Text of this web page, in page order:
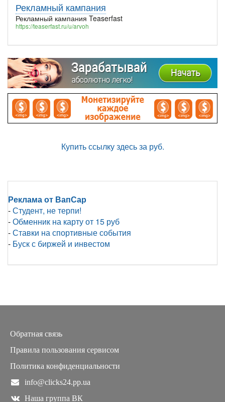
Рекламный кампания
Рекламный кампания Teaserfast
https://teaserfast.ru/u/arvoh
Купить ссылку здесь за руб.
Реклама от ВапСар
-Студент, не терпи!
-Обменник на карту от 15 руб
-Ставки на спортивные события
- Буск с биржей и инвестом
Обратная связь
Правила пользования сервисом
Политика конфиденциальности
info@clicks24.pp.ua
Наша группа ВК